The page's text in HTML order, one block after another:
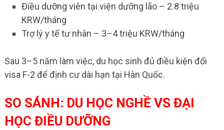
Điều dưỡng viên tại viện dưỡng lão – 2.8 triệu
KRW/tháng
Trợ lý y tế tư nhân – 3–4 triệu KRW/tháng
Sau 3–5 năm làm việc, du học sinh đủ điều kiện đổi
visa F-2 để định cư dài hạn tại Hàn Quốc.
SO SÁNH: DU HỌC NGHỀ VS ĐẠI
HỌC ĐIỀU DƯỠNG